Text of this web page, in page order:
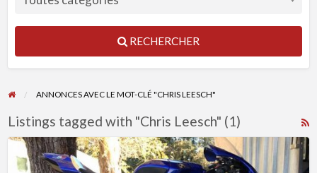
RECHERCHER
ANNONCES AVEC LE MOT-CLÉ "CHRIS LEESCH"
Listings tagged with "Chris Leesch" (1)
Yamaha
R1